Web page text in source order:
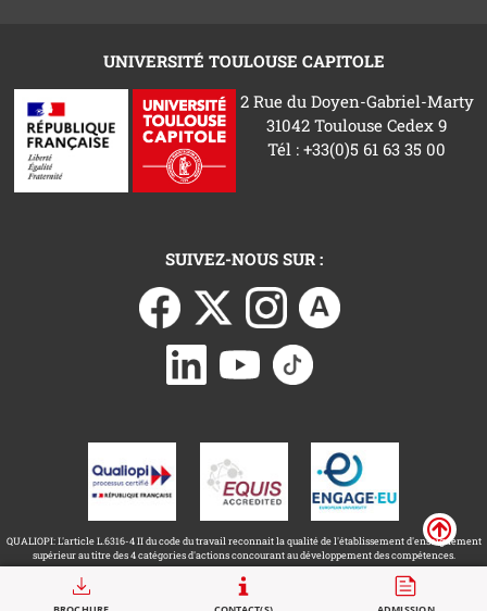
Call to actions
UNIVERSITÉ TOULOUSE CAPITOLE
2 Rue du Doyen-Gabriel-Marty
31042 Toulouse Cedex 9
Tél : +33(0)5 61 63 35 00
SUIVEZ-NOUS SUR :
QUALIOPI: L'article L.6316-4 II du code du travail reconnait la qualité de l'établissement d'enseignement
supérieur au titre des 4 catégories d'actions concourant au développement des compétences.